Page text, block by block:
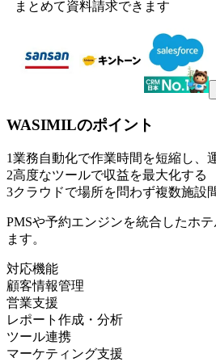
まとめて資料請求できます
WASIMILのポイント
1業務自動化で作業時間を短縮し、
2高度なツールで収益を最大化する
3クラウドで場所を問わず複数施設
PMSや予約エンジンを統合したホ
ます。
対応機能
顧客情報管理
営業支援
レポート作成・分析
ツール連携
マーケティング支援